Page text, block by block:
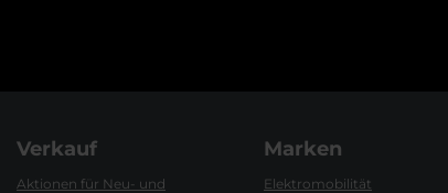
Verkauf
Aktionen für Neu- und
Marken
Elektromobilität